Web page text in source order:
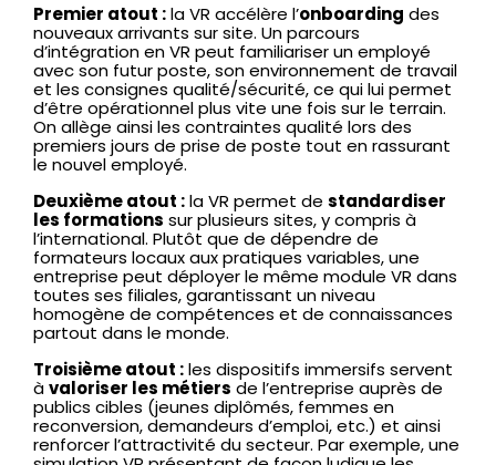
Premier atout :la VR accélère l’onboarding des
nouveaux arrivants sur site. Un parcours
d’intégration en VR peut familiariser un employé
avec son futur poste, son environnement de travail
et les consignes qualité/sécurité, ce qui lui permet
d’être opérationnel plus vite une fois sur le terrain.
On allège ainsi les contraintes qualité lors des
premiers jours de prise de poste tout en rassurant
le nouvel employé.
Deuxième atout :la VR permet de standardiser
les formations sur plusieurs sites, y compris à
l’international. Plutôt que de dépendre de
formateurs locaux aux pratiques variables, une
entreprise peut déployer le même module VR dans
toutes ses filiales, garantissant un niveau
homogène de compétences et de connaissances
partout dans le monde.
Troisième atout :les dispositifs immersifs servent
àvaloriser les métiers de l’entreprise auprès de
publics cibles (jeunes diplômés, femmes en
reconversion, demandeurs d’emploi, etc.) et ainsi
renforcer l’attractivité du secteur. Par exemple, une